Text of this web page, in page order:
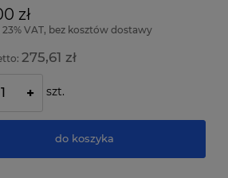
zł
23% VAT, bez kosztów dostawy
275,61 zł
+ szt.
do koszyka